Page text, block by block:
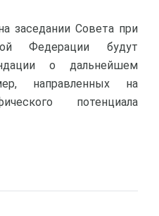
заседании Совета при
Федерации будут
о дальнейшем
направленных на
потенциала